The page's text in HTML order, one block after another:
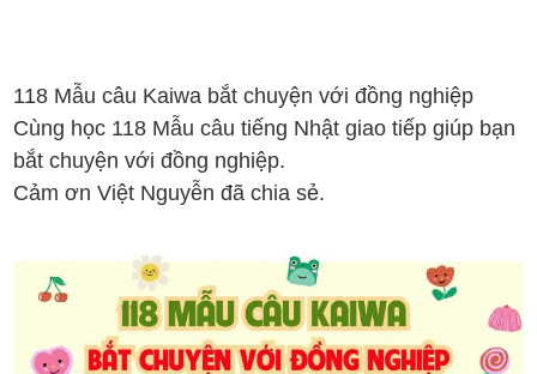
118 Mẫu câu Kaiwa bắt chuyện với đồng nghiệp
Cùng học 118 Mẫu câu tiếng Nhật giao tiếp giúp bạn
bắt chuyện với đồng nghiệp.
Cảm ơn Việt Nguyễn đã chia sẻ.